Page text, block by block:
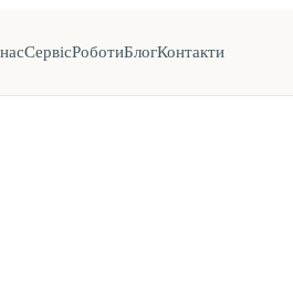
СервісРоботиБлогКонтакти